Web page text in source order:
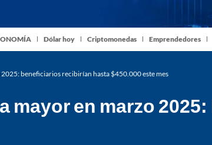
Dólar hoy Criptomonedas Emprendedores
beneficiarios recibirían hasta $450.000 este mes
mayor en marzo